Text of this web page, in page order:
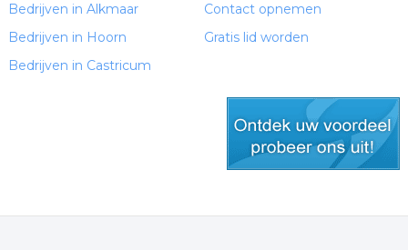
Bedrijven in Alkmaar
Bedrijven in Hoorn
Bedrijven in Castricum
Contact opnemen
Gratis lid worden